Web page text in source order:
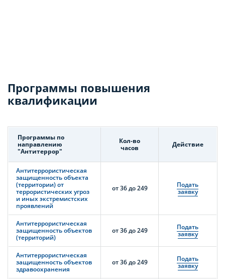
Программы повышения
квалификации
Программы по
направлению
"Антитеррор"
Кол-во
часов
Действие
Антитеррористическая
защищенность объекта
(территории) от
террористических угроз
и иных экстремистских
проявлений
от 36 до 249
Подать
заявку
Антитеррористическая
защищенность объектов
(территорий)
от 36 до 249
Подать
заявку
Антитеррористическая
защищенность объектов
здравоохранения
от 36 до 249
Подать
заявку